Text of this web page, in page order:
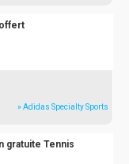
» Adidas Specialty Sports
gratuite Tennis